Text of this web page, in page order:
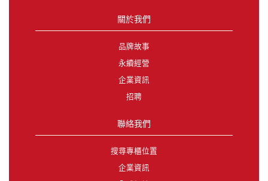
關於我們
品牌故事
永續經營
企業資訊
招聘
聯絡我們
搜尋專櫃位置
企業資訊